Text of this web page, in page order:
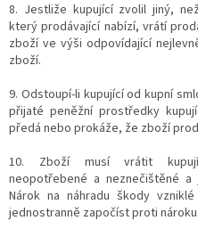
8. Jestliže kupující zvolil jiný,
který prodávající nabízí, vrátí
zboží ve výši odpovídající
zboží.
9. Odstoupí-li kupující od kupní
přijaté peněžní prostředky
předá nebo prokáže, že zboží
10. Zboží musí vrátit
neopotřebené a neznečištěné
Nárok na náhradu škody
jednostranně započíst proti